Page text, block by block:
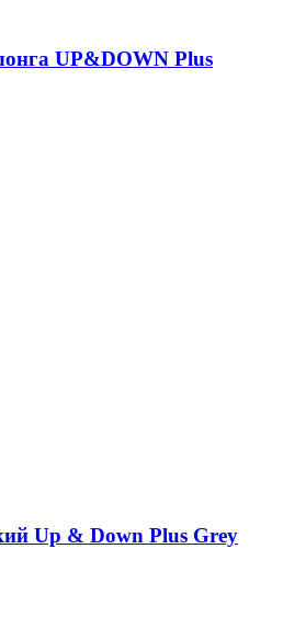
UP&DOWN Plus
Up & Down Plus Grey